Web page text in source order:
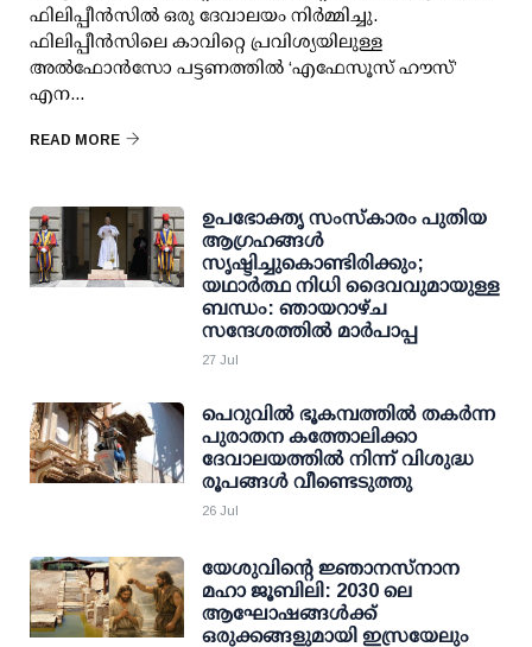
ഫിലിപ്പീൻസിൽ ഒരു ദേവാലയം നിർമ്മിച്ചു.
ഫിലിപ്പീൻസിലെ കാവിറ്റെ പ്രവിശ്യയിലുള്ള
അൽഫോൻസോ പട്ടണത്തിൽ ‘എഫേസൂസ് ഹൗസ്’
എന...
READ MORE
ഉപഭോക്തൃ സംസ്കാരം പുതിയ
ആഗ്രഹങ്ങൾ
സൃഷ്ടിച്ചുകൊണ്ടിരിക്കും;
യഥാർത്ഥ നിധി ദൈവവുമായുള്ള
ബന്ധം: ഞായറാഴ്ച
സന്ദേശത്തിൽ മാർപാപ്പ
27 Jul
പെറുവില്‍ ഭൂകമ്പത്തില്‍ തകര്‍ന്ന
പുരാതന കത്തോലിക്കാ
ദേവാലയത്തില്‍ നിന്ന് വിശുദ്ധ
രൂപങ്ങള്‍ വീണ്ടെടുത്തു
26 Jul
യേശുവിന്റെ ജ്ഞാനസ്നാന
മഹാ ജൂബിലി: 2030 ലെ
ആഘോഷങ്ങൾക്ക്
ഒരുക്കങ്ങളുമായി ഇസ്രയേലും